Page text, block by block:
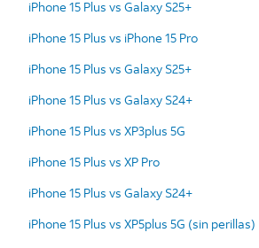
iPhone 15 Plus vs Galaxy S25+
iPhone 15 Plus vs iPhone 15 Pro
iPhone 15 Plus vs Galaxy S25+
iPhone 15 Plus vs Galaxy S24+
iPhone 15 Plus vs XP3plus 5G
iPhone 15 Plus vs XP Pro
iPhone 15 Plus vs Galaxy S24+
iPhone 15 Plus vs XP5plus 5G (sin perillas)